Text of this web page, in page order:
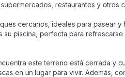
restaurantes y otros
cercanos, ideales para pasear
piscina, perfecta para
este terreno está cerrada y
en un lugar para vivir. Además,